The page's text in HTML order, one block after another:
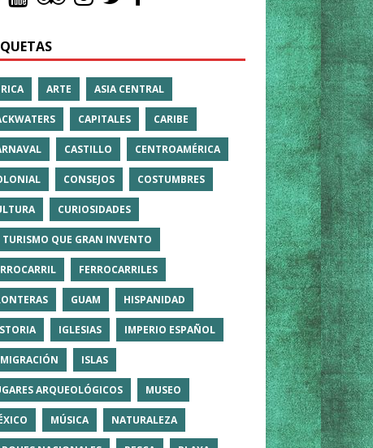
ARTE ASIA CENTRAL
CAPITALES CARIBE
CASTILLO CENTROAMÉRICA
CONSEJOS COSTUMBRES
CURIOSIDADES
TURISMO QUE GRAN INVENTO
FERROCARRILES
GUAM HISPANIDAD
IGLESIAS IMPERIO ESPAÑOL
ISLAS
ARQUEOLÓGICOS MUSEO
MÚSICA NATURALEZA